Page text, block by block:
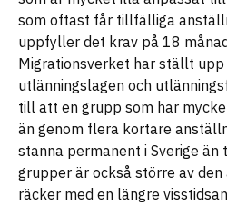
som oftast får tillfälliga
uppfyller det krav på 18
Migrationsverket har ställt
utlänningslagen och
till att en grupp som har
än genom flera kortare
stanna permanent i Sverige
grupper är också större av
räcker med en längre